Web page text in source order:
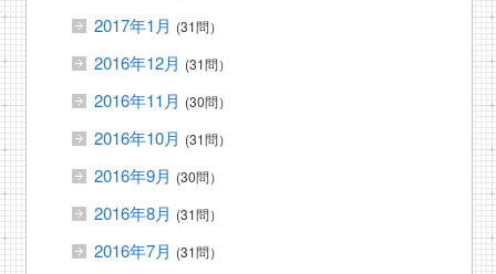
2017年1月 (31問）
2016年12月 (31問）
2016年11月 (30問）
2016年10月 (31問）
2016年9月 (30問）
2016年8月 (31問）
2016年7月 (31問）